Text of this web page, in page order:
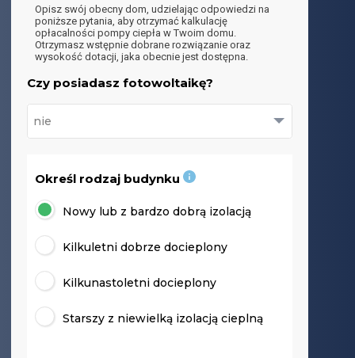
Opisz swój obecny dom, udzielając odpowiedzi na
poniższe pytania, aby otrzymać kalkulację
opłacalności pompy ciepła w Twoim domu.
Otrzymasz wstępnie dobrane rozwiązanie oraz
wysokość dotacji, jaka obecnie jest dostępna.
Czy posiadasz fotowoltaikę?
Określ rodzaj budynku
Nowy lub z bardzo dobrą izolacją
Kilkuletni dobrze docieplony
Kilkunastoletni docieplony
Starszy z niewielką izolacją cieplną